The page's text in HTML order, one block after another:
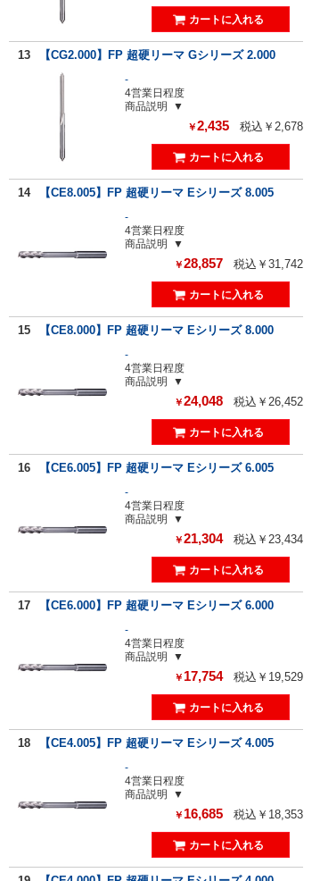
13 【CG2.000】FP 超硬リーマ Gシリーズ 2.000
-
4営業日程度
商品説明
￥2,435 税込￥2,678
14 【CE8.005】FP 超硬リーマ Eシリーズ 8.005
-
4営業日程度
商品説明
￥28,857 税込￥31,742
15 【CE8.000】FP 超硬リーマ Eシリーズ 8.000
-
4営業日程度
商品説明
￥24,048 税込￥26,452
16 【CE6.005】FP 超硬リーマ Eシリーズ 6.005
-
4営業日程度
商品説明
￥21,304 税込￥23,434
17 【CE6.000】FP 超硬リーマ Eシリーズ 6.000
-
4営業日程度
商品説明
￥ 17,754 税込￥19,529
18 【CE4.005】FP 超硬リーマ Eシリーズ 4.005
-
4営業日程度
商品説明
￥ 16,685 税込￥18,353